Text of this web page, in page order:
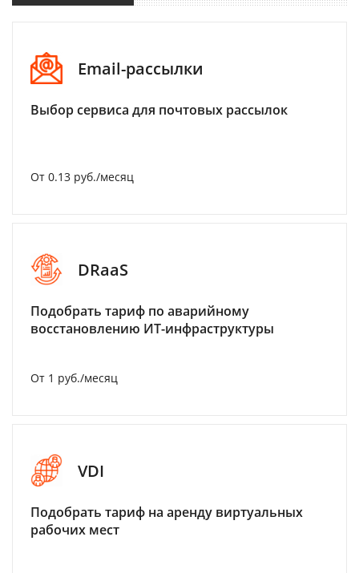
Email-рассылки
Выбор сервиса для почтовых рассылок
От 0.13 руб./месяц
DRaaS
Подобрать тариф по аварийному
восстановлению ИТ-инфраструктуры
От 1 руб./месяц
VDI
Подобрать тариф на аренду виртуальных
рабочих мест